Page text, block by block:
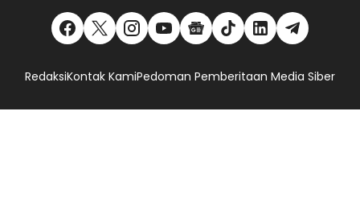
RedaksiKontak KamiPedoman Pemberitaan Media Siber